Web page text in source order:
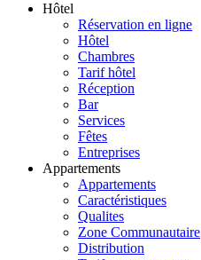
Hôtel
Réservation en ligne
Hôtel
Chambres
Tarif hôtel
Réception
Bar
Services
Fêtes
Entreprises
Appartements
Appartements
Caractéristiques
Qualites
Zone Communautaire
Distribution